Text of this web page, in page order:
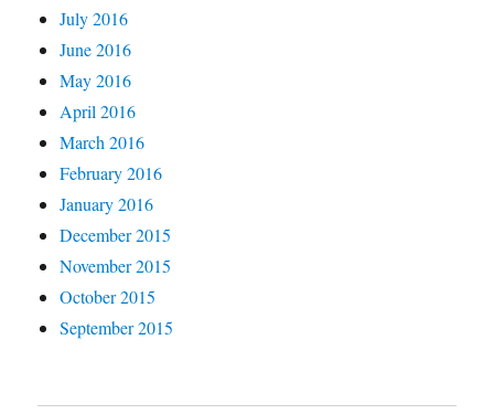
July 2016
June 2016
May 2016
April 2016
March 2016
February 2016
January 2016
December 2015
November 2015
October 2015
September 2015